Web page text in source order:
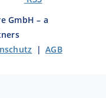
GmbH – a
|AGB